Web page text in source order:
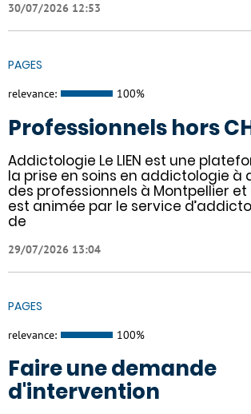
30/07/2026 12:53
PAGES
relevance: 100%
Professionnels hors
Addictologie Le LIEN est une
la prise en soins en addictologie à
des professionnels à Montpellier et
est animée par le service
de
29/07/2026 13:04
PAGES
relevance: 100%
Faire une demande
d'intervention